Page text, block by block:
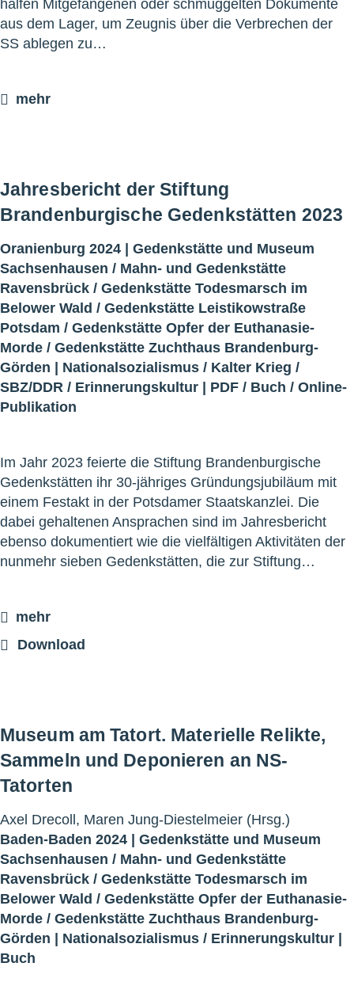
halfen Mitgefangenen oder schmuggelten Dokumente
aus dem Lager, um Zeugnis über die Verbrechen der
SS ablegen zu…
mehr
Jahresbericht der Stiftung
Brandenburgische Gedenkstätten 2023
Oranienburg 2024 | Gedenkstätte und Museum
Sachsenhausen / Mahn- und Gedenkstätte
Ravensbrück / Gedenkstätte Todesmarsch im
Belower Wald / Gedenkstätte Leistikowstraße
Potsdam / Gedenkstätte Opfer der Euthanasie-
Morde / Gedenkstätte Zuchthaus Brandenburg-
Görden | Nationalsozialismus / Kalter Krieg /
SBZ/DDR / Erinnerungskultur | PDF / Buch / Online-
Publikation
Im Jahr 2023 feierte die Stiftung Brandenburgische
Gedenkstätten ihr 30-jähriges Gründungsjubiläum mit
einem Festakt in der Potsdamer Staatskanzlei. Die
dabei gehaltenen Ansprachen sind im Jahresbericht
ebenso dokumentiert wie die vielfältigen Aktivitäten der
nunmehr sieben Gedenkstätten, die zur Stiftung…
mehr
Download
Museum am Tatort. Materielle Relikte,
Sammeln und Deponieren an NS-
Tatorten
Axel Drecoll, Maren Jung-Diestelmeier (Hrsg.)
Baden-Baden 2024 | Gedenkstätte und Museum
Sachsenhausen / Mahn- und Gedenkstätte
Ravensbrück / Gedenkstätte Todesmarsch im
Belower Wald / Gedenkstätte Opfer der Euthanasie-
Morde / Gedenkstätte Zuchthaus Brandenburg-
Görden | Nationalsozialismus / Erinnerungskultur |
Buch